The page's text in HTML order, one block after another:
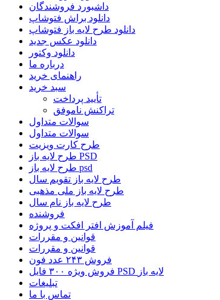
داشبورد فروشندگان
دانلود براش فتوشاپ
دانلود طرح لایه باز فتوشاپ
دانلود عکس جدید
دانلود وکتور
درباره ما
راهنمای خرید
سبد خرید
تأیید پرداخت
تراکنش ناموفق
سوالات متداول
سوالات متداول
طرح کارت ویزیت
طرح لایه باز PSD
طرح لایه باز psd
طرح لایه باز تقویم سال
طرح لایه باز ملی مذهبی
طرح لایه باز نام سال
فروشنده
فیلم آموزش افتر افکت و پروژه
قوانین و مقررات
قوانین و مقررات
فروش ۲۴۳ عدد فون
فروش ویژه ۳۰۰ فایل PSD لایه باز
تبلیغات
تماس با ما